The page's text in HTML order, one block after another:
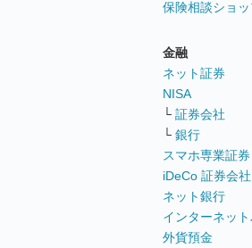
保険相談ショ
金融
ネット証券
NISA
└ 証券会社
└ 銀行
スマホ専業証券
iDeCo 証券会社
ネット銀行
インターネッ
外貨預金